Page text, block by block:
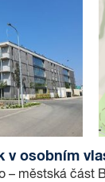
v osobním
– městská část